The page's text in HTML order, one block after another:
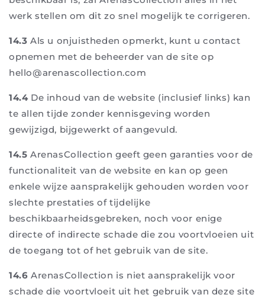
werk stellen om dit zo snel mogelijk te corrigeren.
14.3 Als u onjuistheden opmerkt, kunt u contact
opnemen met de beheerder van de site op
hello@arenascollection.com
14.4De inhoud van de website (inclusief links) kan
te allen tijde zonder kennisgeving worden
gewijzigd, bijgewerkt of aangevuld.
14.5 ArenasCollection geeft geen garanties voor de
functionaliteit van de website en kan op geen
enkele wijze aansprakelijk gehouden worden voor
slechte prestaties of tijdelijke
beschikbaarheidsgebreken, noch voor enige
directe of indirecte schade die zou voortvloeien uit
de toegang tot of het gebruik van de site.
14.6 ArenasCollection is niet aansprakelijk voor
schade die voortvloeit uit het gebruik van deze site